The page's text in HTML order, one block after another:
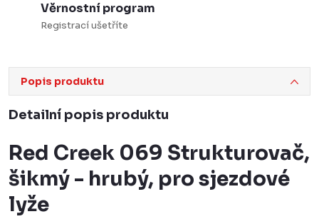
Věrnostní program
Registrací ušetříte
Popis produktu
Detailní popis produktu
Red Creek 069 Strukturovač,
šikmý - hrubý, pro sjezdové
lyže